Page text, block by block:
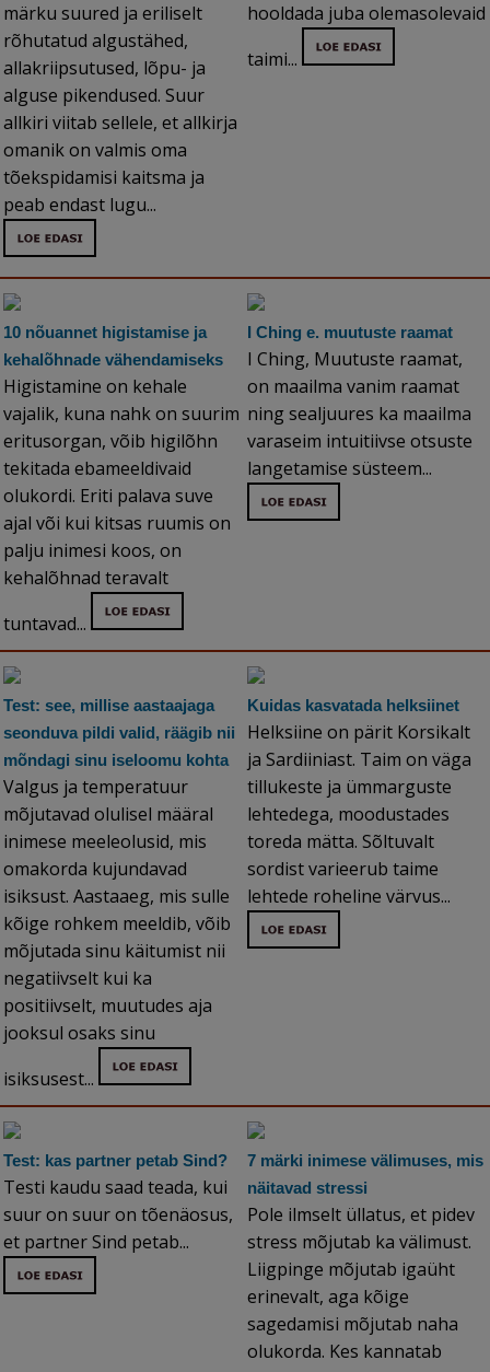
märku suured ja eriliselt
rõhutatud algustähed,
allakriipsutused, lõpu- ja
alguse pikendused. Suur
allkiri viitab sellele, et allkirja
omanik on valmis oma
tõekspidamisi kaitsma ja
peab endast lugu...
hooldada juba olemasolevaid
taimi...
10 nõuannet higistamise ja
kehalõhnade vähendamiseks
Higistamine on kehale
vajalik, kuna nahk on suurim
eritusorgan, võib higilõhn
tekitada ebameeldivaid
olukordi. Eriti palava suve
ajal või kui kitsas ruumis on
palju inimesi koos, on
kehalõhnad teravalt
tuntavad...
I Ching e. muutuste raamat
I Ching, Muutuste raamat,
on maailma vanim raamat
ning sealjuures ka maailma
varaseim intuitiivse otsuste
langetamise süsteem...
Test: see, millise aastaajaga
seonduva pildi valid, räägib nii
mõndagi sinu iseloomu kohta
Valgus ja temperatuur
mõjutavad olulisel määral
inimese meeleolusid, mis
omakorda kujundavad
isiksust. Aastaaeg, mis sulle
kõige rohkem meeldib, võib
mõjutada sinu käitumist nii
negatiivselt kui ka
positiivselt, muutudes aja
jooksul osaks sinu
isiksusest...
Kuidas kasvatada helksiinet
Helksiine on pärit Korsikalt
ja Sardiiniast. Taim on väga
tillukeste ja ümmarguste
lehtedega, moodustades
toreda mätta. Sõltuvalt
sordist varieerub taime
lehtede roheline värvus...
Test: kas partner petab Sind?
Testi kaudu saad teada, kui
suur on suur on tõenäosus,
et partner Sind petab...
7 märki inimese välimuses, mis
näitavad stressi
Pole ilmselt üllatus, et pidev
stress mõjutab ka välimust.
Liigpinge mõjutab igaüht
erinevalt, aga kõige
sagedamisi mõjutab naha
olukorda. Kes kannatab